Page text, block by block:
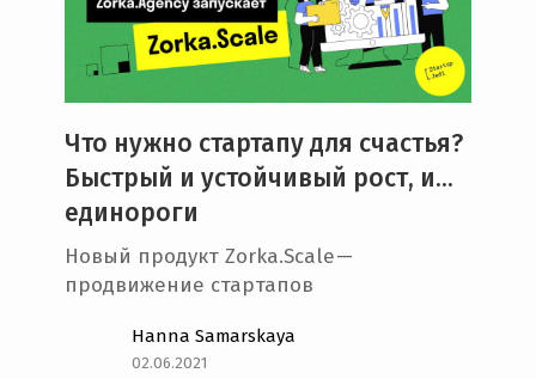
Что нужно стартапу для счастья?
Быстрый и устойчивый рост, и…
единороги
Новый продукт Zorka.Scale —
продвижение стартапов
Hanna Samarskaya
02.06.2021